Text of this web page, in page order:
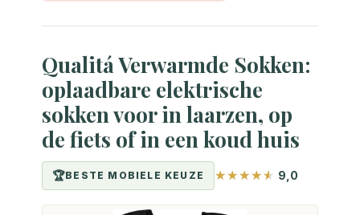
Qualitá Verwarmde Sokken:
oplaadbare elektrische
sokken voor in laarzen, op
de fiets of in een koud huis
BESTE MOBIELE KEUZE 9,0